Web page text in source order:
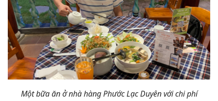
Một bữa ăn ở nhà hàng Phước Lạc Duyên với chi phí